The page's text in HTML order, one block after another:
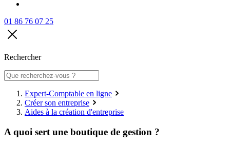
01 86 76 07 25
Rechercher
Expert-Comptable en ligne
Créer son entreprise
Aides à la création d'entreprise
A quoi sert une boutique de gestion ?